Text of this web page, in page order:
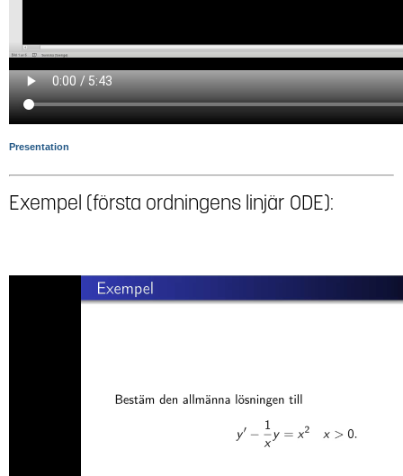
Presentation
Exempel (första ordningens linjär ODE):